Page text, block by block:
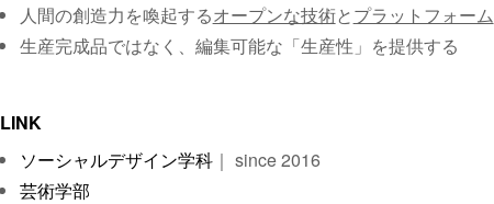
人間の創造力を喚起するオープンな技術とプラットフォーム
生産完成品ではなく、編集可能な「生産性」を提供する
LINK
ソーシャルデザイン学科｜ since 2016
芸術学部